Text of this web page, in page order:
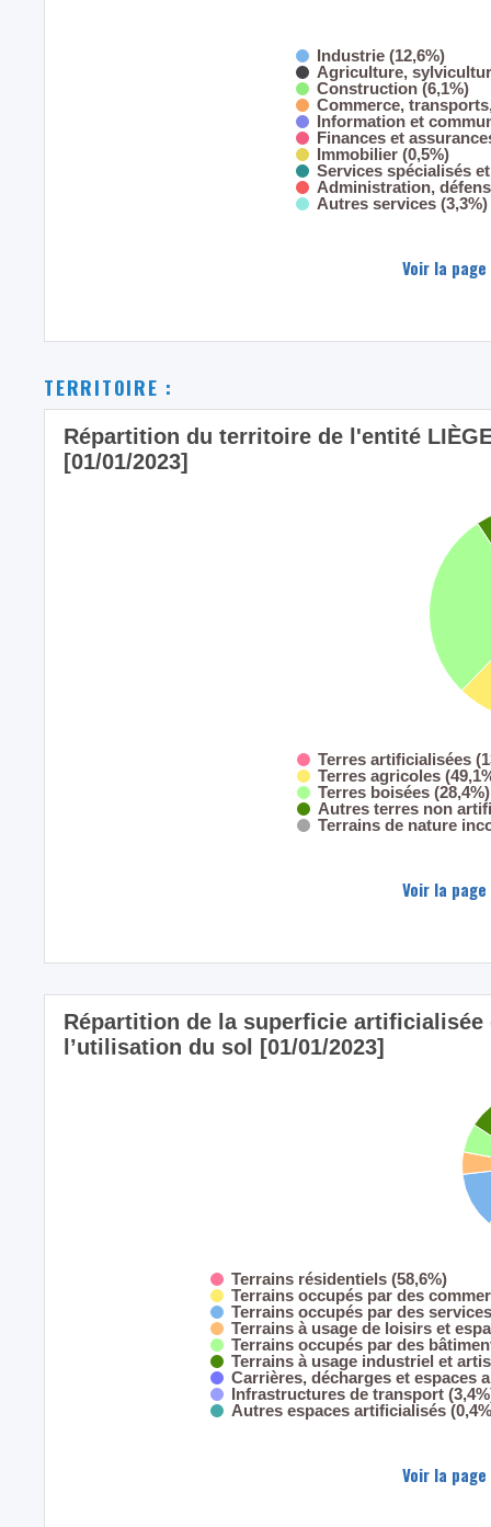
Industrie (12,6%)
Agriculture,
Construction (6,1%)
Commerce,
Information et
Finances et
Immobilier (0,5%)
Services spécialisés
Administration,
Autres services (3,3%)
Voir la
TERRITOIRE :
Répartition du territoire de l'entité
[01/01/2023]
Terres artificialisées
Terres agricoles
Terres boisées (28,4%)
Autres terres non
Terrains de nature
Voir la
Répartition de la superficie
l’utilisation du sol [01/01/2023]
Terrains résidentiels (58,6%)
Terrains occupés par des
Terrains occupés par des
Terrains à usage de loisirs et
Terrains occupés par des
Terrains à usage industriel et
Carrières, décharges et espaces
Infrastructures de transport
Autres espaces artificialisés
Voir la